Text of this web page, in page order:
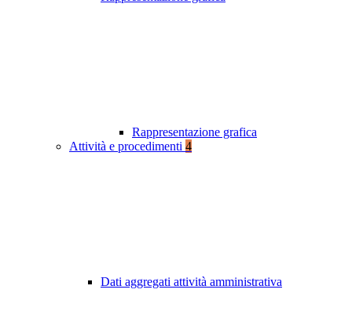
Rappresentazione grafica
Attività e procedimenti 4
Dati aggregati attività amministrativa